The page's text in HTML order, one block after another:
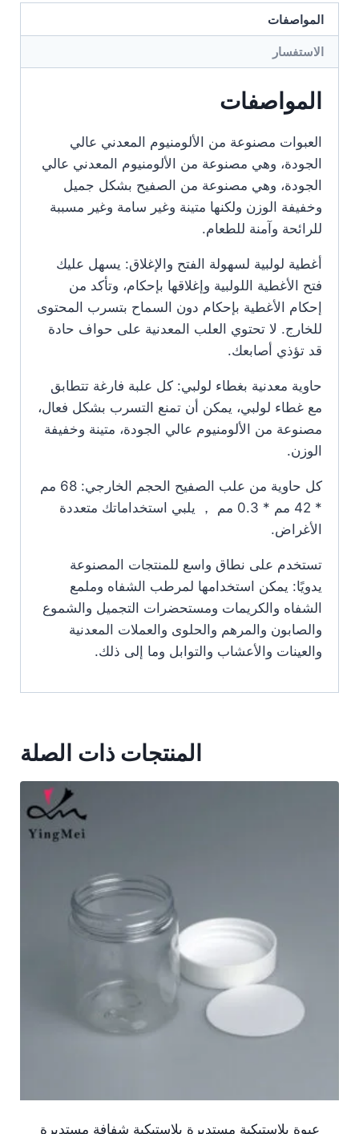
المواصفات
الاستفسار
المواصفات
العبوات مصنوعة من الألومنيوم المعدني عالي
الجودة، وهي مصنوعة من الألومنيوم المعدني عالي
الجودة، وهي مصنوعة من الصفيح بشكل جميل
وخفيفة الوزن ولكنها متينة وغير سامة وغير مسببة
للرائحة وآمنة للطعام.
أغطية لولبية لسهولة الفتح والإغلاق: يسهل عليك
فتح الأغطية اللولبية وإغلاقها بإحكام، وتأكد من
إحكام الأغطية بإحكام دون السماح بتسرب المحتوى
للخارج. لا تحتوي العلب المعدنية على حواف حادة
قد تؤذي أصابعك.
حاوية معدنية بغطاء لولبي: كل علبة فارغة تتطابق
مع غطاء لولبي، يمكن أن تمنع التسرب بشكل فعال،
مصنوعة من الألومنيوم عالي الجودة، متينة وخفيفة
الوزن.
كل حاوية من علب الصفيح الحجم الخارجي: 68 مم
* 42 مم * 0.3 مم ， يلبي استخداماتك متعددة
الأغراض.
تستخدم على نطاق واسع للمنتجات المصنوعة
يدويًا: يمكن استخدامها لمرطب الشفاه وملمع
الشفاه والكريمات ومستحضرات التجميل والشموع
والصابون والمرهم والحلوى والعملات المعدنية
والعينات والأعشاب والتوابل وما إلى ذلك.
المنتجات ذات الصلة
عبوة بلاستيكية مستديرة بلاستيكية شفافة مستديرة